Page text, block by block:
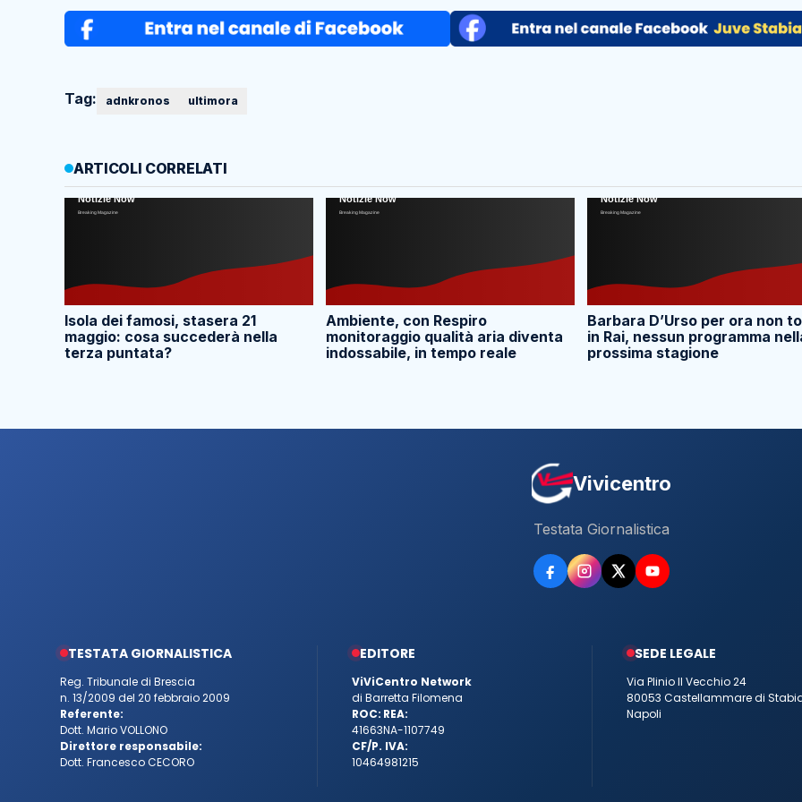
Tag: adnkronos ultimora
ARTICOLI CORRELATI
Isola dei famosi, stasera 21
maggio: cosa succederà nella
terza puntata?
Ambiente, con Respiro
monitoraggio qualità aria diventa
indossabile, in tempo reale
Barbara D’Urso per ora non
in Rai, nessun programma
prossima stagione
Vivicentro
Testata Giornalistica
TESTATA GIORNALISTICA
Reg. Tribunale di Brescia
n. 13/2009 del 20 febbraio 2009
Referente:
Dott. Mario VOLLONO
Direttore responsabile:
Dott. Francesco CECORO
EDITORE
ViViCentro Network
di Barretta Filomena
ROC:
41663
REA:
NA-1107749
CF/P. IVA:
10464981215
SEDE LEGALE
Via Plinio Il Vecchio 24
80053 Castellammare di
Napoli